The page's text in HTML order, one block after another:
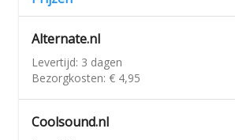
Alternate.nl
Levertijd: 3 dagen
Bezorgkosten: € 4,95
Coolsound.nl